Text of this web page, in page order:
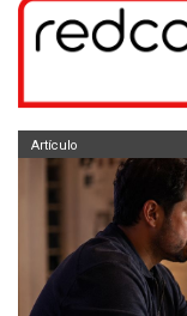
Artículo